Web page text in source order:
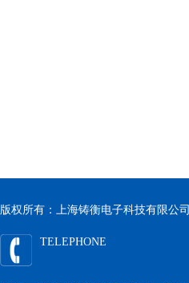
版权所有：上海铸衡电子科技有限公司
TELEPHONE